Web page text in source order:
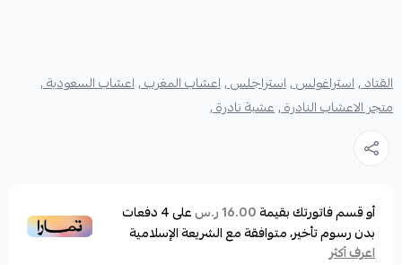
القتاد ,استراغولس ,استراجلس ,اعشاب المغرب ,اعشاب السعودية ,
متجر الاعشاب النادرة ,عشبة نادرة ,
أو قسم فاتورتك بقيمة16.00 ر.س على4دفعات
بدون رسوم تأخير، متوافقة مع الشريعة الإسلامية
اعرف أكثر